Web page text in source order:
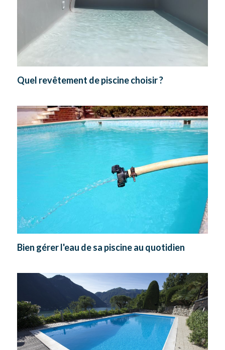
Quel revêtement de piscine choisir ?
Bien gérer l'eau de sa piscine au quotidien